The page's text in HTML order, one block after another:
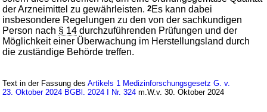
der Arzneimittel zu gewährleisten.2Es kann dabei
insbesondere Regelungen zu den von der sachkundigen
Person nach § 14 durchzuführenden Prüfungen und der
Möglichkeit einer Überwachung im Herstellungsland durch
die zuständige Behörde treffen.
Text in der Fassung desArtikels 1 Medizinforschungsgesetz G. v.
23. Oktober 2024 BGBl. 2024 I Nr. 324 m.W.v. 30. Oktober 2024